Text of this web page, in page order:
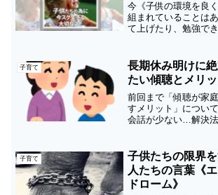
今《子供の環境を良
組まれていることは
て上げたり、勉強で
夫や取り組みをされ
「環境が子供に与え
子育て
長期休み明けに
たい傾聴とメリッ
前回まで「傾聴が家
すメリット」につい
会話が少ない…解決法
事］・「子供が言う
時の解決法過去３回
子育て
子供たちの限界
人たちの言葉《
ドローム》